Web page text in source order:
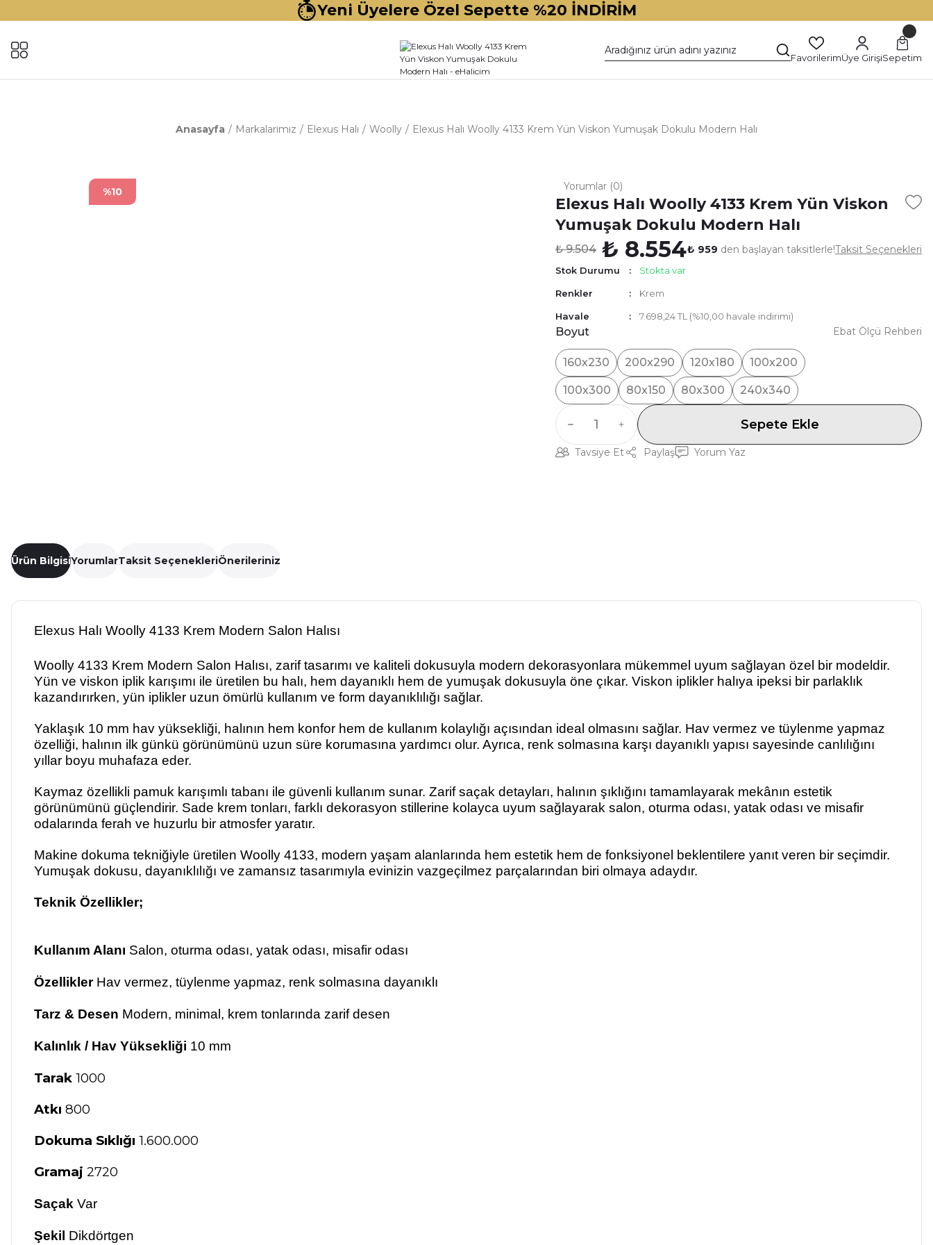
Yeni Üyelere Özel Sepette %20 İNDİRİM
FavorilerimÜye GirişiSepetim
Anasayfa Markalarımız Elexus Halı Woolly Elexus Halı Woolly 4133 Krem Yün Viskon Yumuşak Dokulu Modern Halı
%10 Yorumlar (0)
Elexus Halı Woolly 4133 Krem Yün Viskon
Yumuşak Dokulu Modern Halı
₺ 9.504 ₺ 8.554₺ 959 den başlayan taksitlerle!Taksit Seçenekleri
Stok Durumu Stokta var
Renkler Krem
Havale 7.698,24 TL (%10,00 havale indirimi)
Boyut
160x230 200x290 120x180 100x200
100x300 80x150 80x300 240x340
Ebat Ölçü Rehberi
Sepete Ekle
Tavsiye Et Paylaş Yorum Yaz
Ürün BilgisiYorumlarTaksit SeçenekleriÖnerileriniz
Elexus Halı Woolly 4133 Krem Modern Salon Halısı
Woolly 4133 Krem Modern Salon Halısı, zarif tasarımı ve kaliteli dokusuyla modern dekorasyonlara mükemmel uyum sağlayan özel bir modeldir.
Yün ve viskon iplik karışımı ile üretilen bu halı, hem dayanıklı hem de yumuşak dokusuyla öne çıkar. Viskon iplikler halıya ipeksi bir parlaklık
kazandırırken, yün iplikler uzun ömürlü kullanım ve form dayanıklılığı sağlar.
Yaklaşık 10 mm hav yüksekliği, halının hem konfor hem de kullanım kolaylığı açısından ideal olmasını sağlar. Hav vermez ve tüylenme yapmaz
özelliği, halının ilk günkü görünümünü uzun süre korumasına yardımcı olur. Ayrıca, renk solmasına karşı dayanıklı yapısı sayesinde canlılığını
yıllar boyu muhafaza eder.
Kaymaz özellikli pamuk karışımlı tabanı ile güvenli kullanım sunar. Zarif saçak detayları, halının şıklığını tamamlayarak mekânın estetik
görünümünü güçlendirir. Sade krem tonları, farklı dekorasyon stillerine kolayca uyum sağlayarak salon, oturma odası, yatak odası ve misafir
odalarında ferah ve huzurlu bir atmosfer yaratır.
Makine dokuma tekniğiyle üretilen Woolly 4133, modern yaşam alanlarında hem estetik hem de fonksiyonel beklentilere yanıt veren bir seçimdir.
Yumuşak dokusu, dayanıklılığı ve zamansız tasarımıyla evinizin vazgeçilmez parçalarından biri olmaya adaydır.
Teknik Özellikler;
Kullanım Alanı Salon, oturma odası, yatak odası, misafir odası
Özellikler Hav vermez, tüylenme yapmaz, renk solmasına dayanıklı
Tarz & Desen Modern, minimal, krem tonlarında zarif desen
Kalınlık / Hav Yüksekliği 10 mm
Tarak 1000
Atkı 800
Dokuma Sıklığı 1.600.000
Gramaj 2720
Saçak Var
Şekil Dikdörtgen